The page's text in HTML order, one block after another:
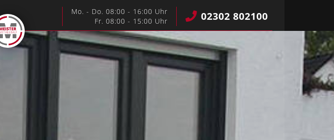
Lichtschacht­abdeckungen
Wasserstrahl­schneide­technik
Mo. - Do. 08:00 - 16:00 Uhr
Fr. 08:00 - 15:00 Uhr
02302 802100